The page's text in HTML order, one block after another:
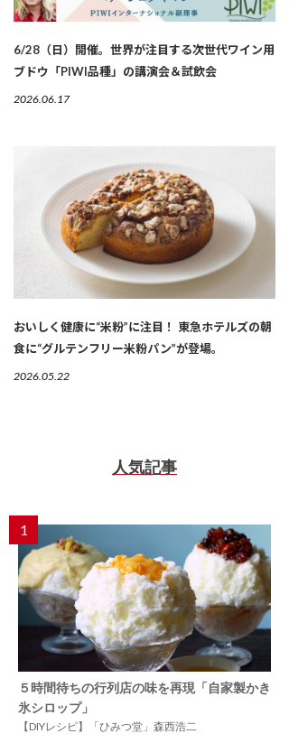
6/28（日）開催。世界が注目する次世代ワイン用
ブドウ「PIWI品種」の講演会＆試飲会
2026.06.17
おいしく健康に“米粉”に注目！ 東急ホテルズの朝
食に“グルテンフリー米粉パン”が登場。
2026.05.22
人気記事
1
５時間待ちの行列店の味を再現「自家製かき
氷シロップ」
【DIYレシピ】「ひみつ堂」森西浩二